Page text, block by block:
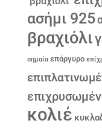
ασήμι 925
βραχιόλι
σημαία επάργυρο
κολιέ